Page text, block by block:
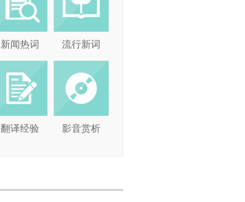
新闻热词 流行新词
翻译经验 影音赏析